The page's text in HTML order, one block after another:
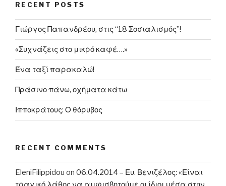
RECENT POSTS
Γιώργος Παπανδρέου, στις “18 Σοσιαλισμός”!
«Συχνάζεις στο μικρό καφέ….»
Ένα ταξί παρακαλώ!
Πράσινο πάνω, οχήματα κάτω
Ιπποκράτους: Ο θόρυβος
RECENT COMMENTS
EleniFilippidou on 06.04.2014 – Ευ. Βενιζέλος: «Είναι